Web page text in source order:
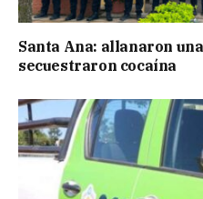
Santa Ana: allanaron
secuestraron cocaína